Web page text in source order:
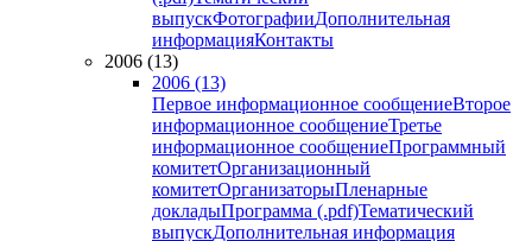
выпускФотографииДополнительная
информацияКонтакты
2006 (13)
2006 (13)
Первое информационное сообщениеВторое
информационное сообщениеТретье
информационное сообщениеПрограммный
комитетОрганизационный
комитетОрганизаторыПленарные
докладыПрограмма (.pdf)Тематический
выпускДополнительная информация